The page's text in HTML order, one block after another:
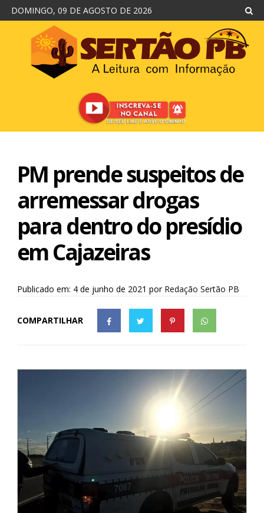
DOMINGO, 09 DE AGOSTO DE 2026
PM prende suspeitos de
arremessar drogas
para dentro do presídio
em Cajazeiras
Publicado em: 4 de junho de 2021 por Redação Sertão PB
COMPARTILHAR